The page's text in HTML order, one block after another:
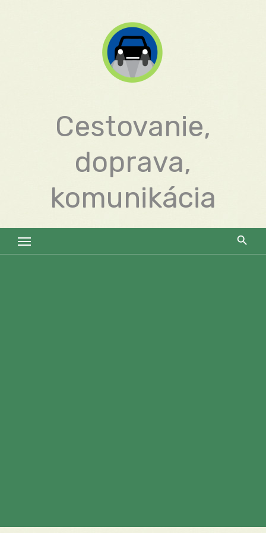
Cestovanie,
doprava,
komunikácia